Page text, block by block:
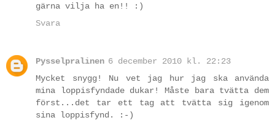
gärna vilja ha en!! :)
Svara
Pysselpralinen 6 december 2010 kl. 22:23
Mycket snygg! Nu vet jag hur jag ska använda
mina loppisfyndade dukar! Måste bara tvätta dem
först...det tar ett tag att tvätta sig igenom
sina loppisfynd. :-)